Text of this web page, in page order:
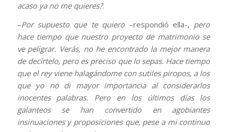
acaso ya no me quieres?.
–Por supuesto que te quiero–respondió ella-, pero
hace tiempo que nuestro proyecto de matrimonio se
ve peligrar. Verás, no he encontrado la mejor manera
de decírtelo, pero es preciso que lo sepas. Hace tiempo
que el rey viene halagándome con sutiles piropos, a los
que yo no di mayor importancia al considerarlos
inocentes palabras. Pero en los últimos días los
galanteos se han convertido en agobiantes
insinuaciones y proposiciones que, pese a mi continuo